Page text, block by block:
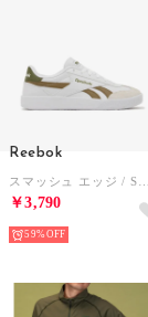
Reebok
￥3,790
59%